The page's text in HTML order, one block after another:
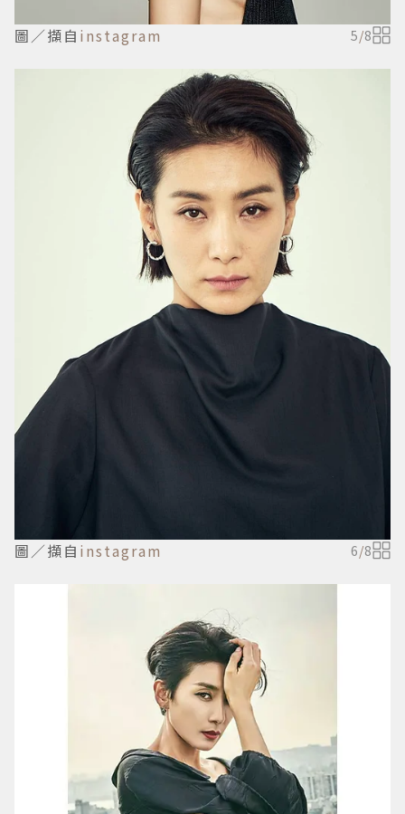
圖／擷自 instagram 5/8
圖／擷自 instagram 6/8